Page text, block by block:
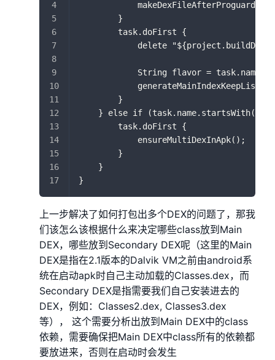
        }
        task.doFirst {
delete
String flavor =
        }
} else if
        task.doFirst {
            ensureMultiDexInApk();
        }
    }
}
上一步解决了如何打包出多个DEX的问题了，那我
们该怎么该根据什么来决定哪些class放到Main
DEX，哪些放到Secondary DEX呢（这里的Main
DEX是指在2.1版本的Dalvik VM之前由android系
统在启动apk时自己主动加载的Classes.dex，而
Secondary DEX是指需要我们自己安装进去的
DEX，例如：Classes2.dex, Classes3.dex
等）， 这个需要分析出放到Main DEX中的class
依赖，需要确保把Main DEX中class所有的依赖都
要放进来，否则在启动时会发生